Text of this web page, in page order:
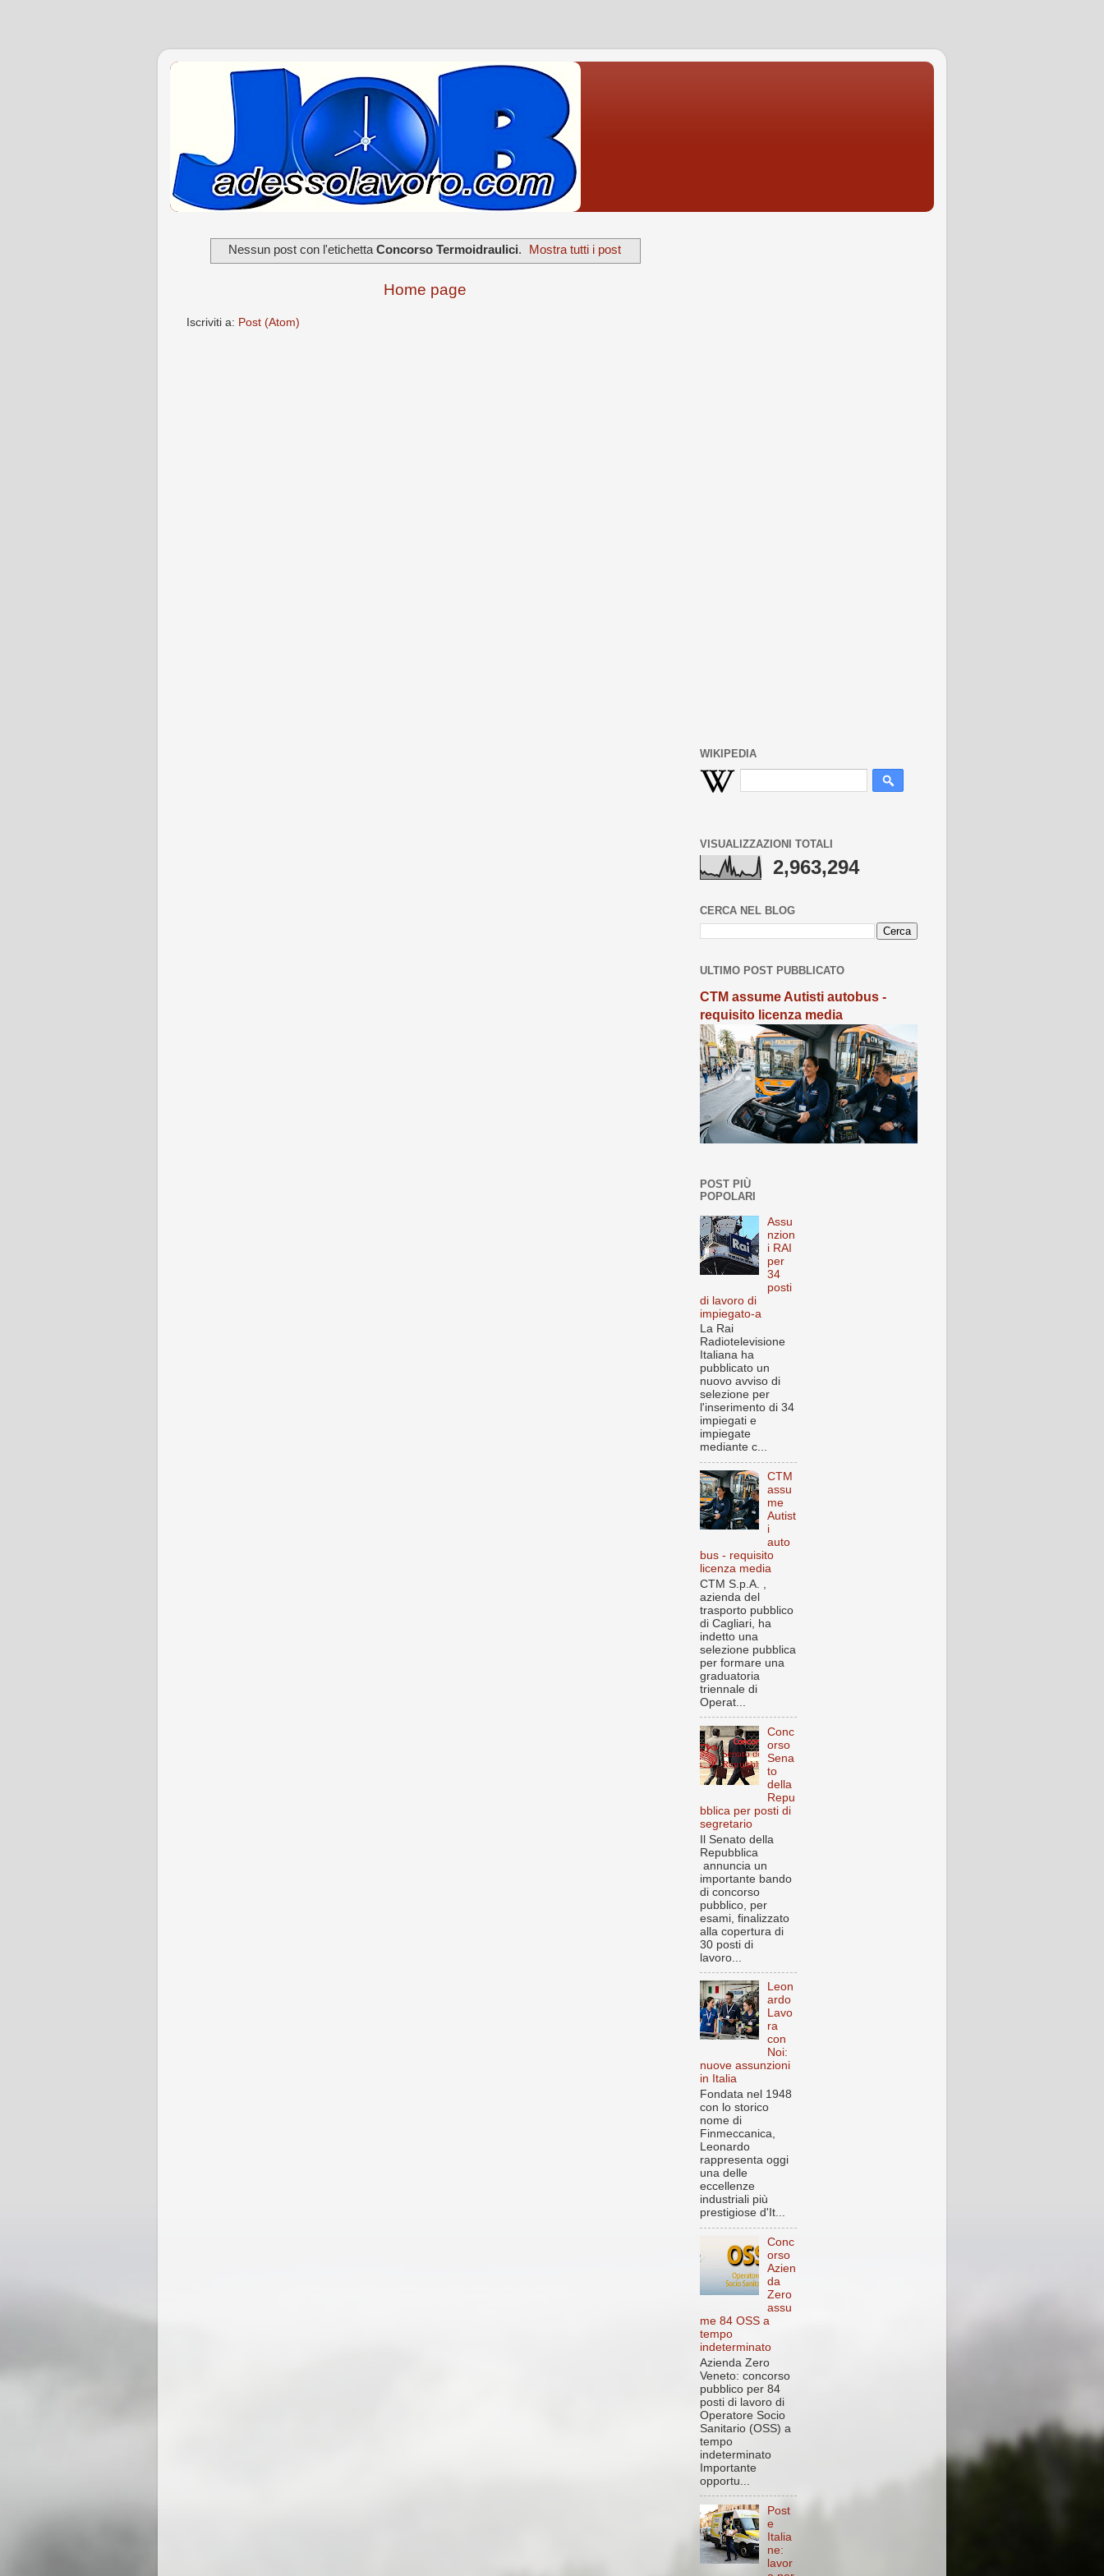
Nessun post con l'etichettaConcorso Termoidraulici. Mostra tutti i post
Home page
Iscriviti a: Post (Atom)
WIKIPEDIA
VISUALIZZAZIONI TOTALI
2,963,294
CERCA NEL BLOG
ULTIMO POST PUBBLICATO
CTM assume Autisti autobus -
requisito licenza media
POST PIÙ
POPOLARI
Assu
nzion
i RAI
per
34
posti
di lavoro di
impiegato-a
La Rai
Radiotelevisione
Italiana ha
pubblicato un
nuovo avviso di
selezione per
l'inserimento di 34
impiegati e
impiegate
mediante c...
CTM
assu
me
Autist
i
auto
bus - requisito
licenza media
CTM S.p.A. ,
azienda del
trasporto pubblico
di Cagliari, ha
indetto una
selezione pubblica
per formare una
graduatoria
triennale di
Operat...
Conc
orso
Sena
to
della
Repu
bblica per posti di
segretario
Il Senato della
Repubblica
annuncia un
importante bando
di concorso
pubblico, per
esami, finalizzato
alla copertura di
30 posti di
lavoro...
Leon
ardo
Lavo
ra
con
Noi:
nuove assunzioni
in Italia
Fondata nel 1948
con lo storico
nome di
Finmeccanica,
Leonardo
rappresenta oggi
una delle
eccellenze
industriali più
prestigiose d'It...
Conc
orso
Azien
da
Zero
assu
me 84 OSS a
tempo
indeterminato
Azienda Zero
Veneto: concorso
pubblico per 84
posti di lavoro di
Operatore Socio
Sanitario (OSS) a
tempo
indeterminato
Importante
opportu...
Post
e
Italia
ne:
lavor